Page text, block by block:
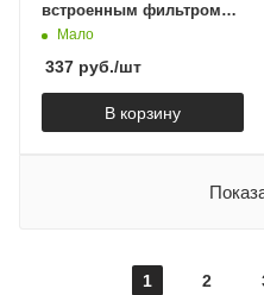
встроенным фильтром
(краном) под питьевую
Мало
337 руб./шт
В корзину
1 2